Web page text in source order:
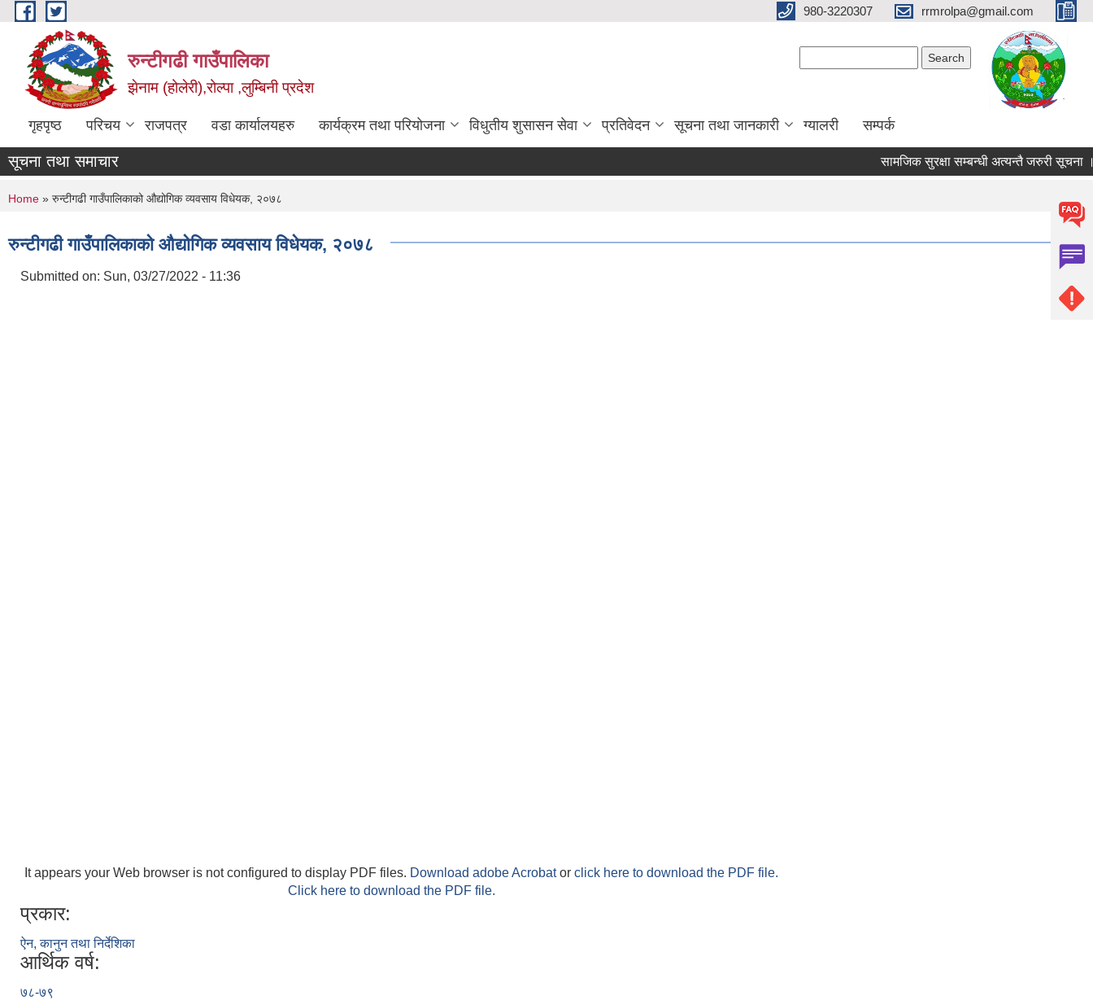
Skip to main content 980-3220307 rrmrolpa@gmail.com
रुन्टीगढी गाउँपालिका
झेनाम (होलेरी),रोल्पा ,लुम्बिनी प्रदेश
गृहपृष्ठ परिचय राजपत्र वडा कार्यालयहरु कार्यक्रम तथा परियोजना विधुतीय शुसासन सेवा प्रतिवेदन सूचना तथा जानकारी ग्यालरी सम्पर्क
सूचना तथा समाचार सामजिक सुरक्षा सम्बन्धी अत्यन्तै जरुरी सूचना ।
You are here
Home » रुन्टीगढी गाउँपालिकाको औद्योगिक व्यवसाय विधेयक, २०७८
रुन्टीगढी गाउँपालिकाको औद्योगिक व्यवसाय विधेयक, २०७८
Submitted on: Sun, 03/27/2022 - 11:36
It appears your Web browser is not configured to display PDF files. Download adobe Acrobator click here to download the PDF file.
Click here to download the PDF file.
प्रकार:
ऐन, कानुन तथा निर्देशिका
आर्थिक वर्ष:
७८-७९